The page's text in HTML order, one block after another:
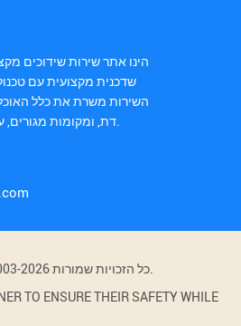
הינו אתר שירות שידוכים
שדכנית מקצועית עם
השירות משרת את כלל
TO ENSURE THEIR SAFETY WHILE